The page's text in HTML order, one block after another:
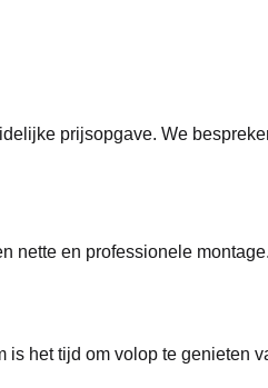
prijsopgave. We
nette en professionele
is het tijd om volop te